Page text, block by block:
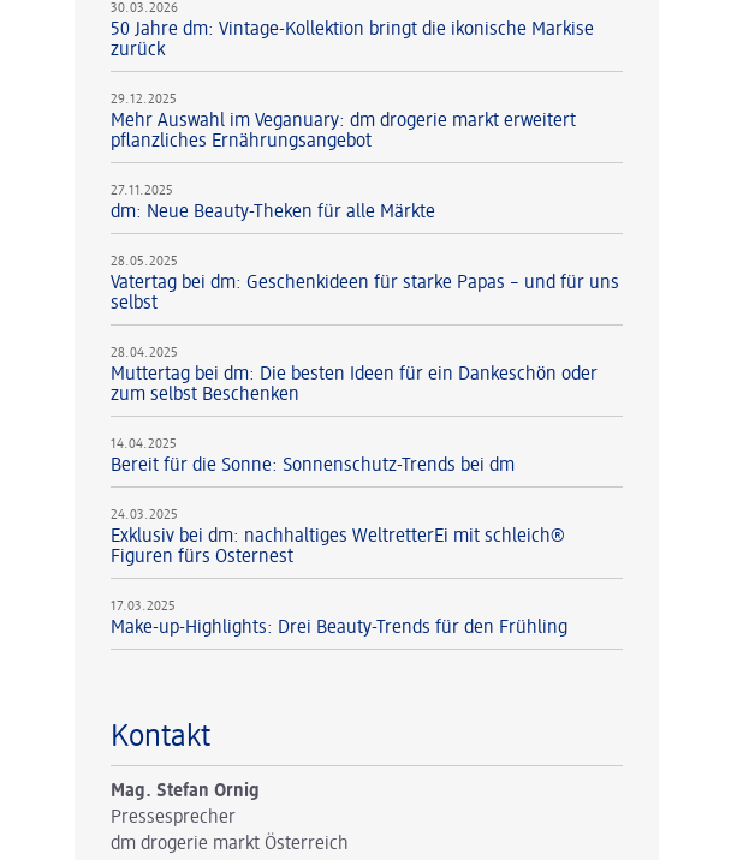
30.03.2026
50 Jahre dm: Vintage-Kollektion bringt die ikonische Markise
zurück
29.12.2025
Mehr Auswahl im Veganuary: dm drogerie markt erweitert
pflanzliches Ernährungsangebot
27.11.2025
dm: Neue Beauty-Theken für alle Märkte
28.05.2025
Vatertag bei dm: Geschenkideen für starke Papas – und für uns
selbst
28.04.2025
Muttertag bei dm: Die besten Ideen für ein Dankeschön oder
zum selbst Beschenken
14.04.2025
Bereit für die Sonne: Sonnenschutz-Trends bei dm
24.03.2025
Exklusiv bei dm: nachhaltiges WeltretterEi mit schleich®
Figuren fürs Osternest
17.03.2025
Make-up-Highlights: Drei Beauty-Trends für den Frühling
Kontakt
Mag. Stefan Ornig
Pressesprecher
dm drogerie markt Österreich